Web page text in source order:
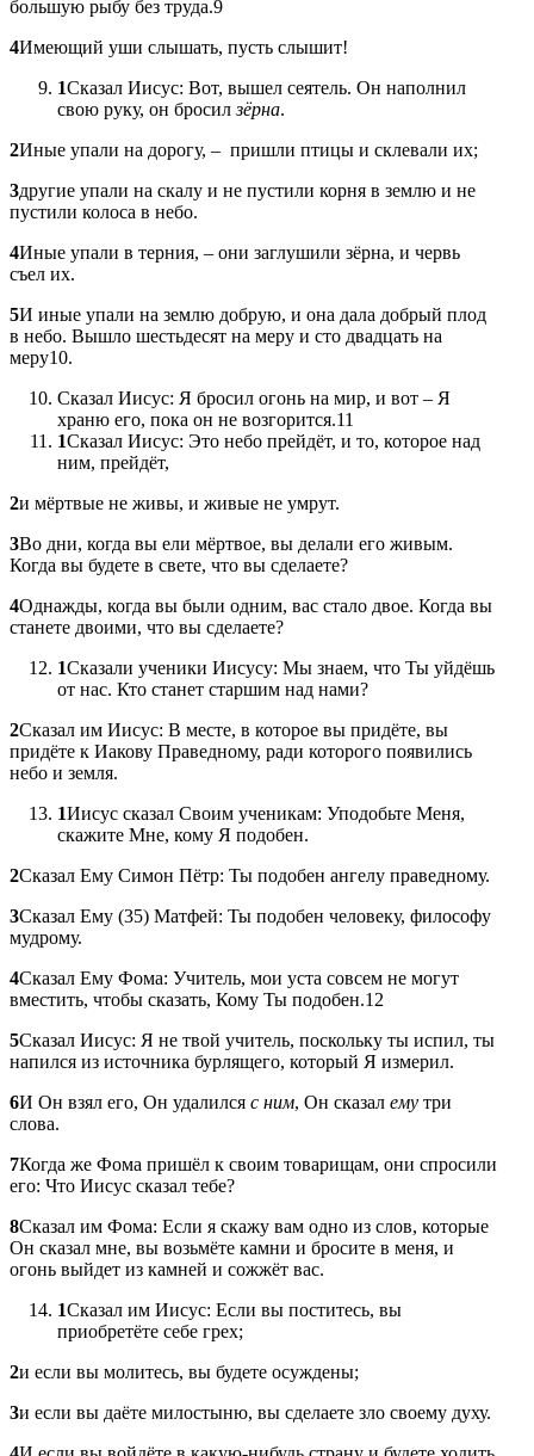
большую рыбу без труда.9
4Имеющий уши слышать, пусть слышит!
1Сказал Иисус: Вот, вышел сеятель. Он наполнил
свою руку, он бросилзёрна.
2Иные упали на дорогу, – пришли птицы и склевали их;
3другие упали на скалу и не пустили корня в землю и не
пустили колоса в небо.
4Иные упали в терния, – они заглушили зёрна, и червь
съел их.
5И иные упали на землю добрую, и она дала добрый плод
в небо. Вышло шестьдесят на меру и сто двадцать на
меру10.
Сказал Иисус: Я бросил огонь на мир, и вот – Я
храню его, пока он не возгорится.11
1Сказал Иисус: Это небо прейдёт, и то, которое над
ним, прейдёт,
2и мёртвые не живы, и живые не умрут.
3Во дни, когда вы ели мёртвое, вы делали его живым.
Когда вы будете в свете, что вы сделаете?
4Однажды, когда вы были одним, вас стало двое. Когда вы
станете двоими, что вы сделаете?
1Сказали ученики Иисусу: Мы знаем, что Ты уйдёшь
от нас. Кто станет старшим над нами?
2Сказал им Иисус: В месте, в которое вы придёте, вы
придёте к Иакову Праведному, ради которого появились
небо и земля.
1Иисус сказал Своим ученикам: Уподобьте Меня,
скажите Мне, кому Я подобен.
2Сказал Ему Симон Пётр: Ты подобен ангелу праведному.
3Сказал Ему (35) Матфей: Ты подобен человеку, философу
мудрому.
4Сказал Ему Фома: Учитель, мои уста совсем не могут
вместить, чтобы сказать, Кому Ты подобен.12
5Сказал Иисус: Я не твой учитель, поскольку ты испил, ты
напился из источника бурлящего, который Я измерил.
6И Он взял его, Он удалился с ним, Он сказал ему три
слова.
7Когда же Фома пришёл к своим товарищам, они спросили
его: Что Иисус сказал тебе?
8Сказал им Фома: Если я скажу вам одно из слов, которые
Он сказал мне, вы возьмёте камни и бросите в меня, и
огонь выйдет из камней и сожжёт вас.
1Сказал им Иисус: Если вы поститесь, вы
приобретёте себе грех;
2и если вы молитесь, вы будете осуждены;
3и если вы даёте милостыню, вы сделаете зло своему духу.